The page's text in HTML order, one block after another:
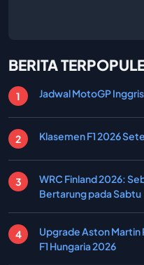
BERITA
Jadwal MotoGP
Klasemen F1 2026
WRC Finland 2026:
Bertarung pada Sabtu
Upgrade Aston Martin
F1 Hungaria 2026